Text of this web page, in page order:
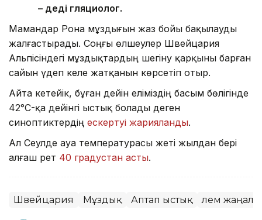
– деді гляциолог.
Мамандар Рона мұздығын жаз бойы бақылауды
жалғастырады. Соңғы өлшеулер Швейцария
Альпісіндегі мұздықтардың шегіну қарқыны барған
сайын үдеп келе жатқанын көрсетіп отыр.
Айта кетейік, бұған дейін еліміздің басым бөлігінде
42°C-қа дейінгі ыстық болады деген
синоптиктердің ескертуі жарияланды.
Ал Сеулде ауа температурасы жеті жылдан бері
алғаш рет 40 градустан асты.
Швейцария Мұздық Аптап ыстық Әлем